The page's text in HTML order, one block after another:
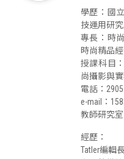
學歷：國
技運用研
專長：時
時尚精品
授課科目
尚攝影與
電話：
e-mail：
教師研究室
經歷：
Tatler編輯